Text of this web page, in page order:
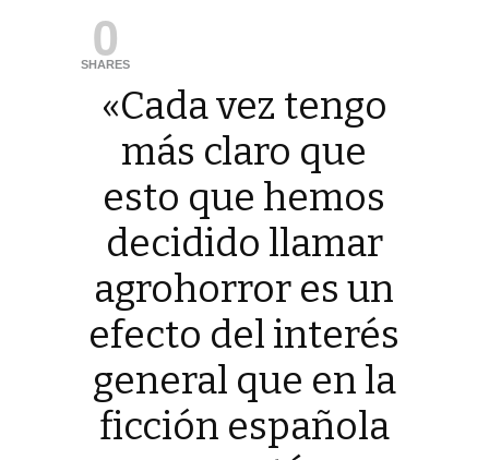
0
SHARES
«Cada vez tengo
más claro que
esto que hemos
decidido llamar
agrohorror es un
efecto del interés
general que en la
ficción española